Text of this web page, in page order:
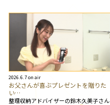
2026.6.7 on air
お父さんが喜ぶプレゼントを贈りた
い…
整理収納アドバイザーの鈴木久美子さん